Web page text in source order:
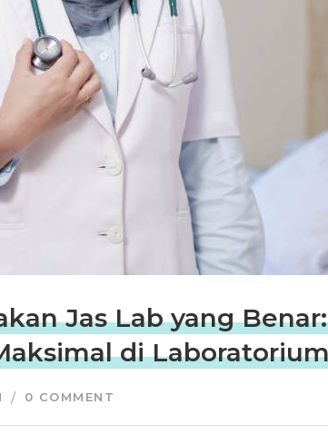
Jas Lab yang
di
0 COMMENT